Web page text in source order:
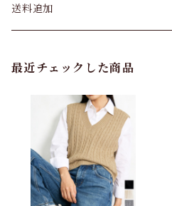
パンツ&スカート
カーディガン
パンプス・サンダル
送料追加
最近チェックした商品